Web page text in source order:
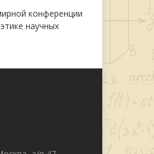
конференции
научных